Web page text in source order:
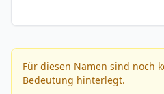
Für diesen Namen sind noch
Bedeutung hinterlegt.